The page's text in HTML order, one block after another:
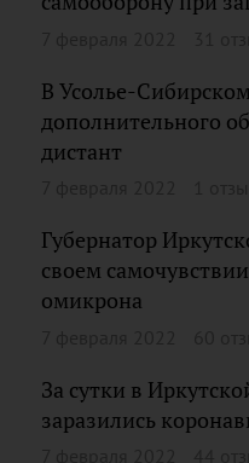
В Усолье-
дополнительного
дистант
Губернатор
своем
омикрона
За сутки в
заразились